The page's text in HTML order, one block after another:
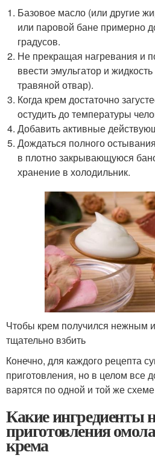
Базовое масло (или другие
или паровой бане примерно
градусов.
Не прекращая нагревания и
ввести эмульгатор и
травяной отвар).
Когда крем достаточно
остудить до температуры
Добавить активные
Дождаться полного
в плотно закрывающуюся
хранение в холодильник.
Чтобы крем получился нежным
тщательно взбить
Конечно, для каждого рецепта
приготовления, но в целом все
варятся по одной и той же
Какие ингредиенты
приготовления
крема